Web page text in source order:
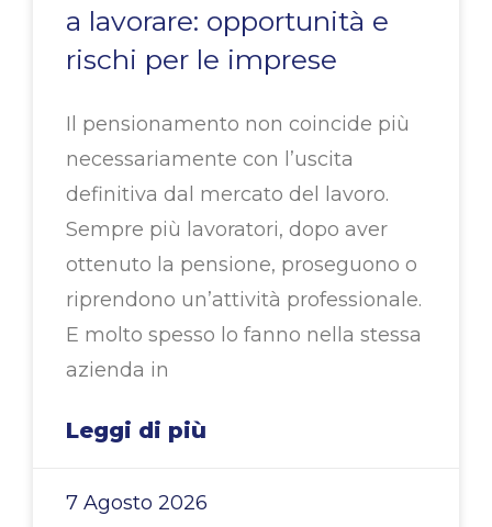
a lavorare: opportunità e
rischi per le imprese
Il pensionamento non coincide più
necessariamente con l’uscita
definitiva dal mercato del lavoro.
Sempre più lavoratori, dopo aver
ottenuto la pensione, proseguono o
riprendono un’attività professionale.
E molto spesso lo fanno nella stessa
azienda in
Leggi di più
7 Agosto 2026